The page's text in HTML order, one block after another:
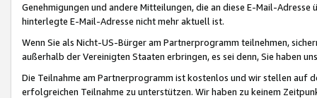
Genehmigungen und andere Mitteilungen, die an diese E-Mail-
hinterlegte E-Mail-Adresse nicht mehr aktuell ist.
Wenn Sie als Nicht-US-Bürger am Partnerprogramm teilnehmen,
außerhalb der Vereinigten Staaten erbringen, es sei denn, Sie haben
Die Teilnahme am Partnerprogramm ist kostenlos und wir stellen auf
erfolgreichen Teilnahme zu unterstützen. Wir haben zu keinem